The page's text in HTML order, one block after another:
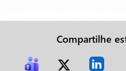
Compartilhe